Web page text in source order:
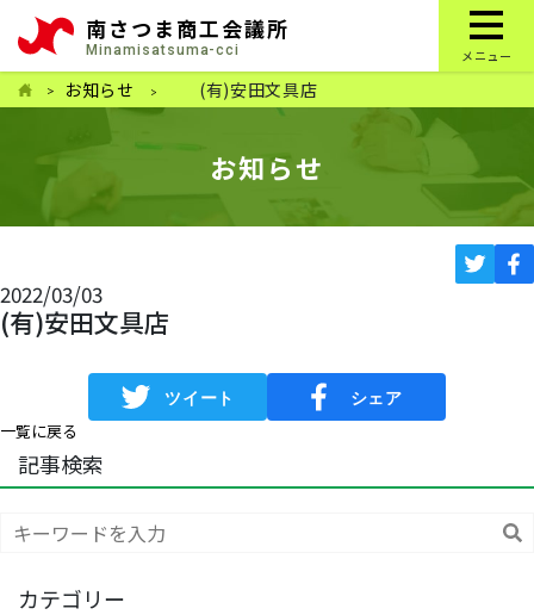
南さつま商工会議所
Minamisatsuma-cci メニュー
お知らせ (有)安田文具店
お知らせ
2022/03/03
(有)安田文具店
一覧に戻る
記事検索
カテゴリー